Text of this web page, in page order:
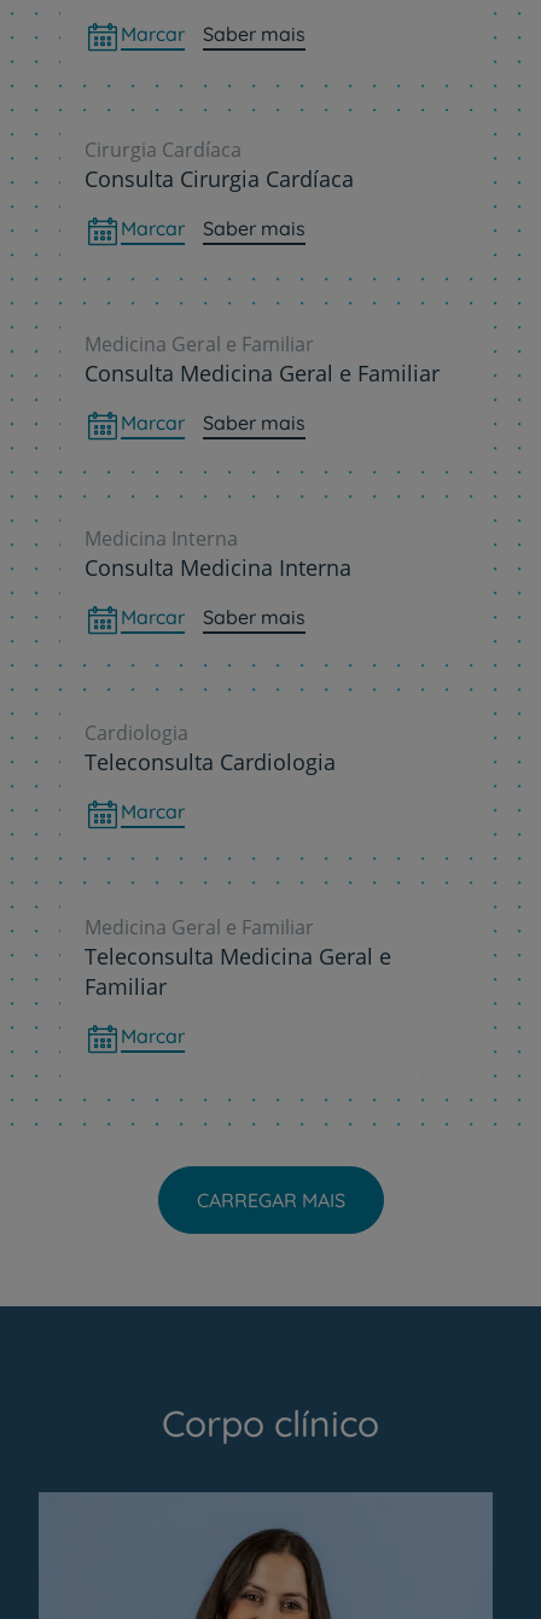
Marcar Saber mais
Cirurgia Cardíaca
Consulta Cirurgia Cardíaca
Marcar Saber mais
Medicina Geral e Familiar
Consulta Medicina Geral e Familiar
Marcar Saber mais
Medicina Interna
Consulta Medicina Interna
Marcar Saber mais
Cardiologia
Teleconsulta Cardiologia
Marcar
Medicina Geral e Familiar
Teleconsulta Medicina Geral e
Familiar
Marcar
CARREGAR MAIS
Corpo clínico